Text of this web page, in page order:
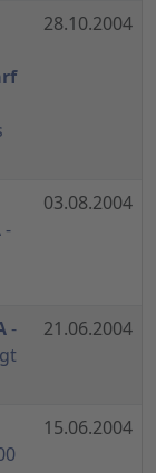
28.10.2004
-
03.08.2004
-
21.06.2004
15.06.2004